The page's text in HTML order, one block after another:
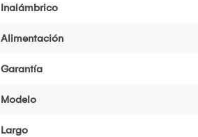
Inalámbrico
Alimentación
Garantía
Modelo
Largo